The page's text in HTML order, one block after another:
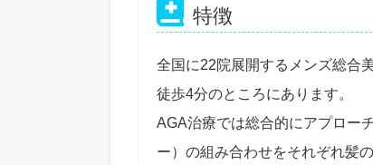
特徴
全国に22院展開するメンズ総合
徒歩4分のところにあります。
AGA治療では総合的にアプロー
ー）の組み合わせをそれぞれ髪